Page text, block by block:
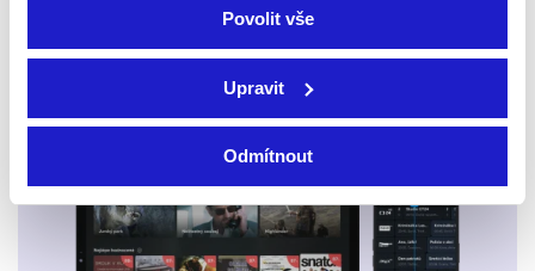
Povolit vše
Upravit
Odmítnout
Smart TV - Android, Google, Samsung, LG, VIDAA